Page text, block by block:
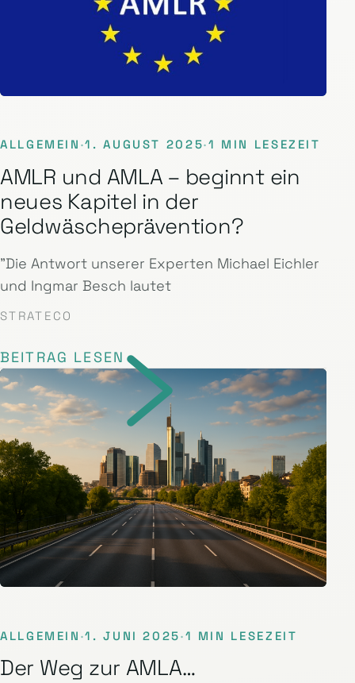
ALLGEMEIN ·1. AUGUST 2025·1 MIN LESEZEIT
AMLR und AMLA – beginnt ein
neues Kapitel in der
Geldwäscheprävention?
"Die Antwort unserer Experten Michael Eichler
und Ingmar Besch lautet
STRATECO
BEITRAG LESEN
ALLGEMEIN ·1. JUNI 2025·1 MIN LESEZEIT
Der Weg zur AMLA…